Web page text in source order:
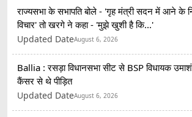
राज्यसभा के सभापति बोले - 'गृह मंत्री सदन में आने के
विचार' तो खरगे ने कहा - 'मुझे खुशी है कि...'
Updated DateAugust 6, 2026
Ballia : रसड़ा विधानसभा सीट से BSP विधायक
कैंसर से थे पीड़ित
Updated DateAugust 6, 2026